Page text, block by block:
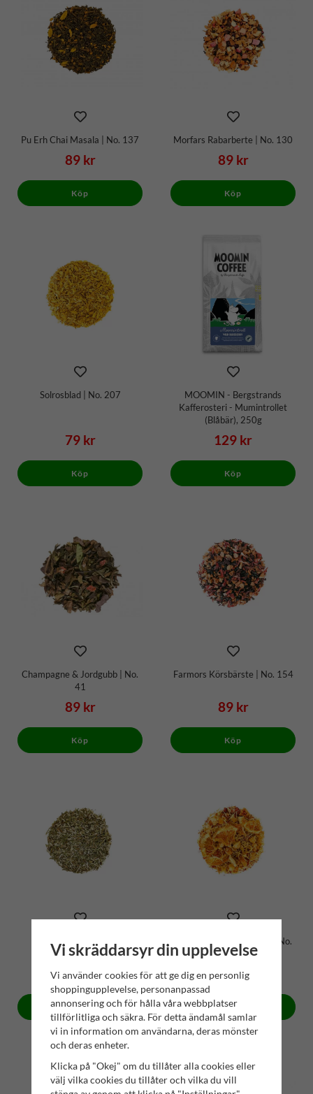
Pu Erh Chai Masala | No. 137
89 kr
Köp
Morfars Rabarberte | No. 130
89 kr
Köp
Solrosblad | No. 207
79 kr
Köp
MOOMIN - Bergstrands
Kafferosteri - Mumintrollet
(Blåbär), 250g
129 kr
Köp
Champagne & Jordgubb | No.
41
89 kr
Köp
Farmors Körsbärste | No. 154
89 kr
Köp
Isop | No. 171
79 kr
Köp
Solvejs Mangoblandning | No.
242
89 kr
Köp
Vi skräddarsyr din upplevelse
Vi använder cookies för att ge dig en personlig
shoppingupplevelse, personanpassad
annonsering och för hålla våra webbplatser
tillförlitliga och säkra. För detta ändamål samlar
vi in information om användarna, deras mönster
och deras enheter.
Klicka på "Okej" om du tillåter alla cookies eller
välj vilka cookies du tillåter och vilka du vill